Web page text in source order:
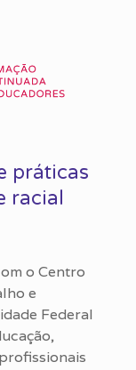
práticas
racial
o Centro
e
Federal